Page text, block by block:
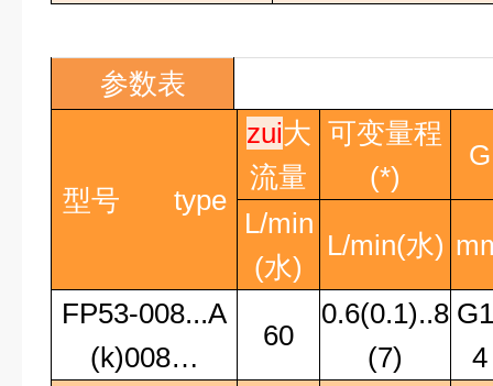
参数表
型号 type
zui大
流量
可变量程
(*)
G
L/min
(水)
L/min(水)
FP53-008...A
(k)008…
60
0.6(0.1)..8
(7)
4